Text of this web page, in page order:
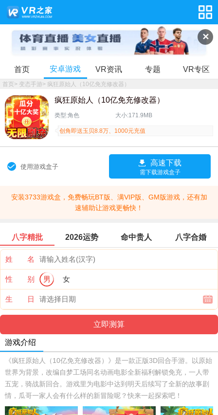
✕
首页 安卓游戏 VR资讯 专题 VR专区
首页> 变态手游> 疯狂原始人（10亿免充修改器）
疯狂原始人（10亿免充修改器）
类型:角色 大小:171.9MB
创角即送玉贝8.8万、1000元充值
使用游戏盒子 高速下载
需下载游戏盒子
安装3733游戏盒，免费畅玩BT版、满VIP版、GM版游戏，还有加
速辅助让游戏更畅快！
八字精批 2026运势 命中贵人 八字合婚
姓 名
性 别 男 女
生 日
游戏介绍
《疯狂原始人（10亿免充修改器）》是一款正版3D回合手游。以原始
世界为背景，改编自梦工场同名动画电影全新福利解锁免充，一人带
五宠，骑战新回合。游戏里为电影中达到明天后续写了全新的故事剧
情，瓜哥一家人会有什么样的新冒险呢？快来一起探索吧！